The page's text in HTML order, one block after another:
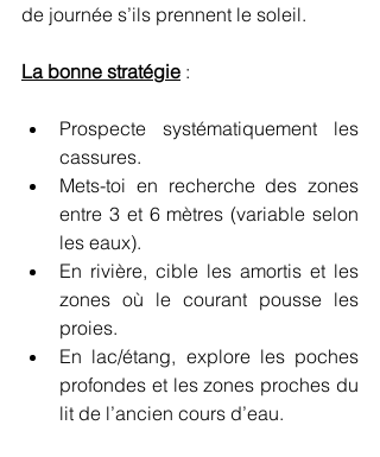
de journée s’ils prennent le soleil.
La bonne stratégie :
Prospecte systématiquement les
cassures.
Mets-toi en recherche des zones
entre 3 et 6 mètres (variable selon
les eaux).
En rivière, cible les amortis et les
zones où le courant pousse les
proies.
En lac/étang, explore les poches
profondes et les zones proches du
lit de l’ancien cours d’eau.